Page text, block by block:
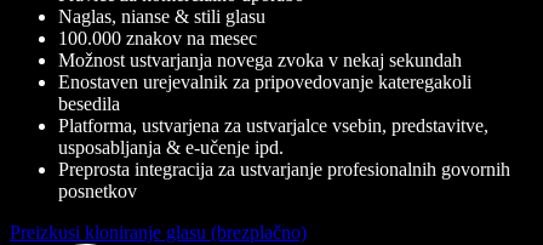
Naglas, nianse & stili glasu
100.000 znakov na mesec
Možnost ustvarjanja novega zvoka v nekaj sekundah
Enostaven urejevalnik za pripovedovanje kateregakoli
besedila
Platforma, ustvarjena za ustvarjalce vsebin, predstavitve,
usposabljanja & e-učenje ipd.
Preprosta integracija za ustvarjanje profesionalnih govornih
posnetkov
Preizkusi kloniranje glasu (brezplačno)